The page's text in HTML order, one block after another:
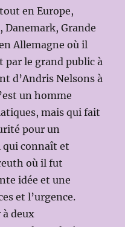
en Europe,
Danemark, Grande
Allemagne où il
par le grand public à
d’Andris Nelsons à
un homme
mais qui fait
pour un
qui connaît et
où il fut
idée et une
et l’urgence.
à deux